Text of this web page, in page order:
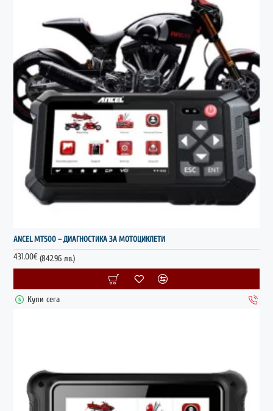
ANCEL MT500 – ДИАГНОСТИКА ЗА МОТОЦИКЛЕТИ
431.00€(842.96 лв.)
Купи сега